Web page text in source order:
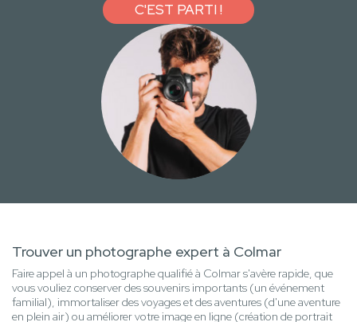
C'EST PARTI !
Trouver un photographe expert à Colmar
Faire appel à un photographe qualifié à Colmar s'avère rapide, que
vous vouliez conserver des souvenirs importants (un événement
familial), immortaliser des voyages et des aventures (d'une aventure
en plein air) ou améliorer votre image en ligne (création de portrait